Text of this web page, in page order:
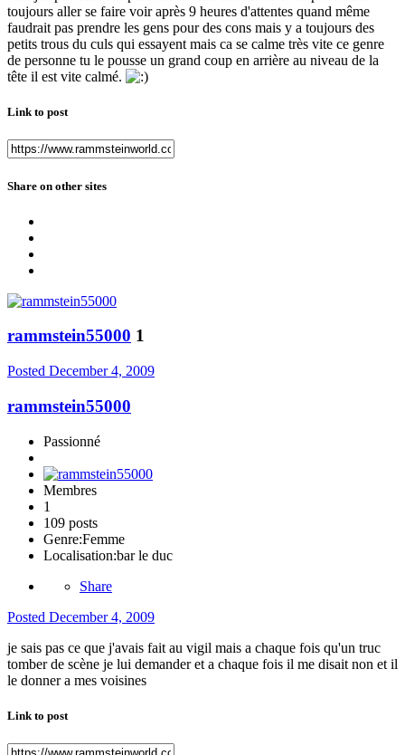
toujours aller se faire voir après 9 heures d'attentes quand même
faudrait pas prendre les gens pour des cons mais y a toujours des
petits trous du culs qui essayent mais ca se calme très vite ce genre
de personne tu le pousse un grand coup en arrière au niveau de la
tête il est vite calmé.
Link to post
Share on other sites
rammstein55000 1
Posted December 4, 2009
rammstein55000
Passionné
Membres
1
109 posts
Genre:Femme
Localisation:bar le duc
Share
Posted December 4, 2009
je sais pas ce que j'avais fait au vigil mais a chaque fois qu'un truc
tomber de scène je lui demander et a chaque fois il me disait non et il
le donner a mes voisines
Link to post